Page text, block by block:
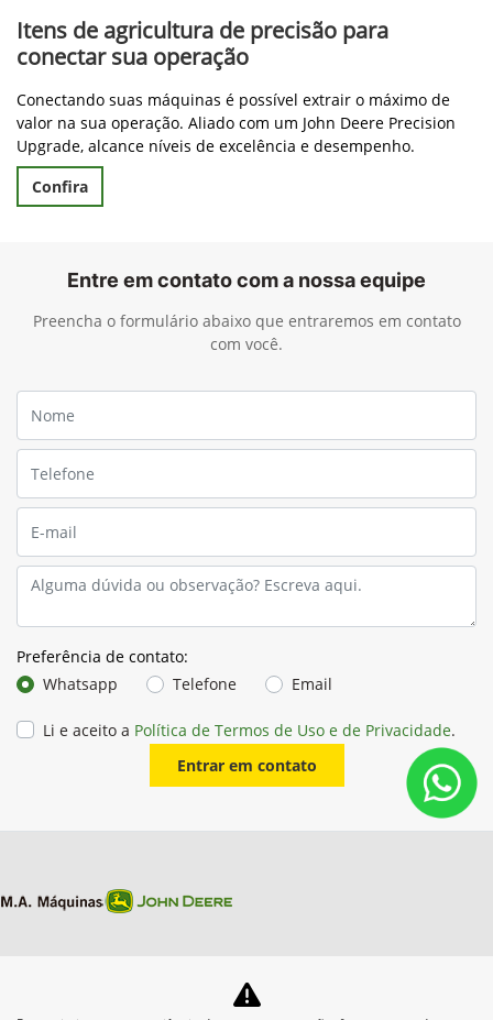
Itens de agricultura de precisão para
conectar sua operação
Conectando suas máquinas é possível extrair o máximo de
valor na sua operação. Aliado com um John Deere Precision
Upgrade, alcance níveis de excelência e desempenho.
Confira
Entre em contato com a nossa equipe
Preencha o formulário abaixo que entraremos em contato
com você.
Preferência de contato:
Whatsapp
Telefone Email
Li e aceito a Política de Termos de Uso e de Privacidade.
Entrar em contato